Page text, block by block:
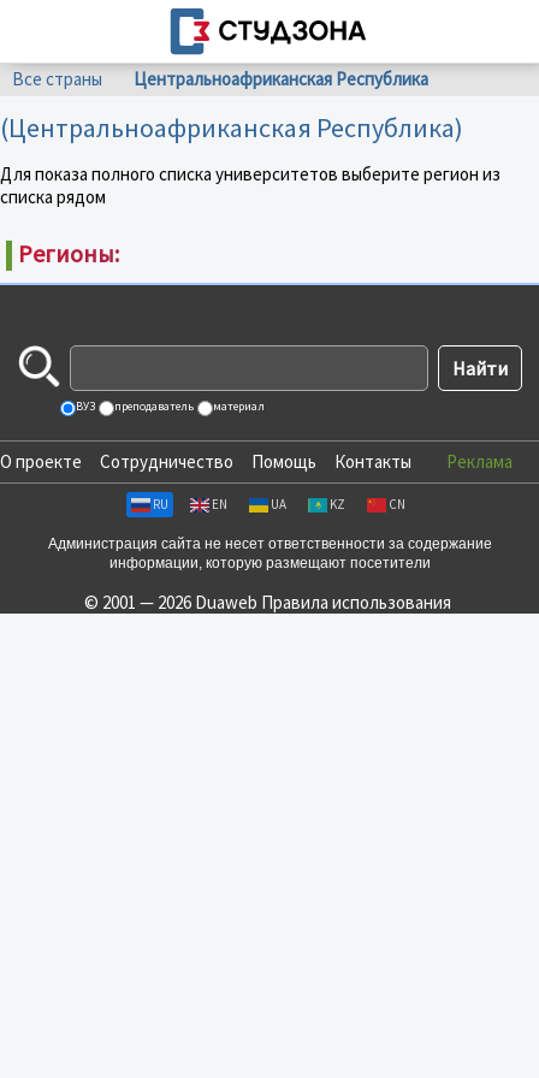
Все страны Центральноафриканская Республика
(Центральноафриканская Республика)
Для показа полного списка университетов выберите регион из
списка рядом
Регионы:
ВУЗ преподаватель материал
О проекте Сотрудничество Помощь Контакты Реклама
RU EN UA KZ CN
Администрация сайта не несет ответственности за содержание
информации, которую размещают посетители
© 2001 — 2026 Duaweb Правила использования